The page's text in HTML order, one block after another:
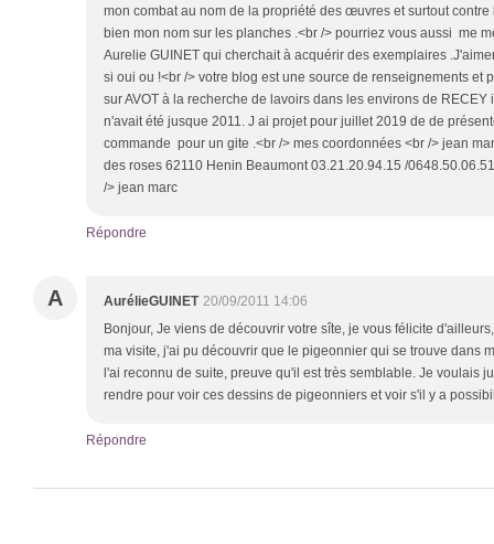
mon combat au nom de la propriété des œuvres et surtout contre
bien mon nom sur les planches .<br /> pourriez vous aussi me
Aurelie GUINET qui cherchait à acquérir des exemplaires
si oui ou !<br /> votre blog est une source de renseignements et
sur AVOT à la recherche de lavoirs dans les environs de
n'avait été jusque 2011. J ai projet pour juillet 2019 de de
commande pour un gite .<br /> mes coordonnées <br /> jean
des roses 62110 Henin Beaumont 03.21.20.94.15 /
/> jean marc
Répondre
A AurélieGUINET 20/09/2011 14:06
Bonjour, Je viens de découvrir votre sîte, je vous félicite
ma visite, j'ai pu découvrir que le pigeonnier qui se trouve dans
l'ai reconnu de suite, preuve qu'il est très semblable. Je voulais
rendre pour voir ces dessins de pigeonniers et voir s'il y a
Répondre